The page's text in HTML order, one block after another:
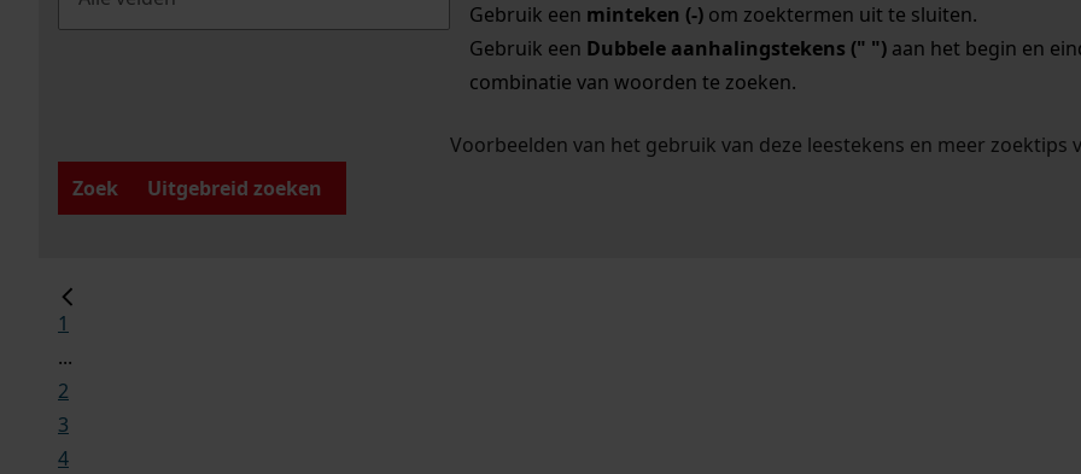
Gebruik een minteken (-)om zoektermen uit te sluiten.
Gebruik een Dubbele aanhalingstekens (" ")aan het begin en
combinatie van woorden te zoeken.
Voorbeelden van het gebruik van deze leestekens en meer zoektips
Zoek
Uitgebreid zoeken
1
...
2
3
4